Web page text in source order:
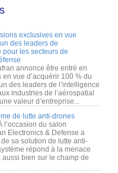
exclusives en vue
des leaders de
pour les secteurs de
annonce être entré en
vue d’acquérir 100 % du
des leaders de l’intelligence
industries de l’aérospatial
valeur d’entreprise...
de lutte anti-drones
l’occasion du salon
Electronics & Defense a
sa solution de lutte anti-
répond à la menace
bien sur le champ de